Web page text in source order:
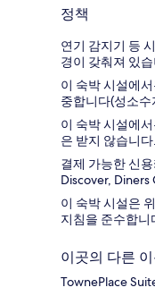
정책
연기 감지기 등
경이 갖춰져 있
이 숙박 시설에
중합니다(성소수
이 숙박 시설에
은 받지 않습니다.
결제 가능한 신
Discover, Diners
이 숙박 시설은
지침을 준수합니
이곳의 다른
TownePlace